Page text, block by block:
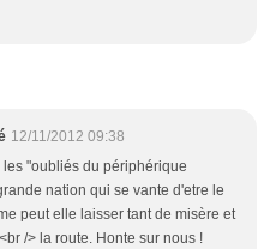
12/11/2012 09:38
"oubliés du périphérique
nation qui se vante d'etre le
peut elle laisser tant de misère et
/> la route. Honte sur nous !